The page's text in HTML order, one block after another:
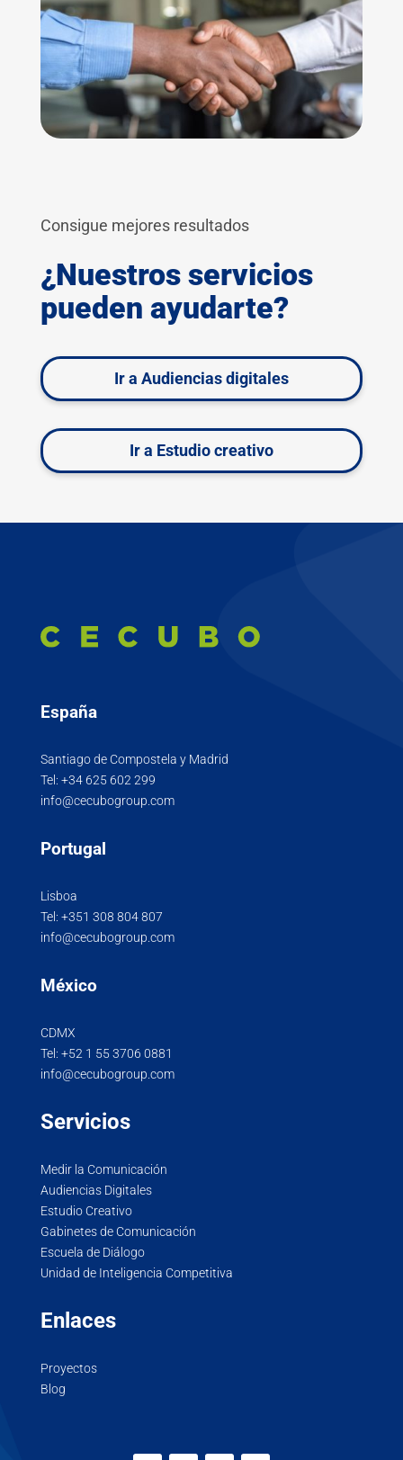
Consigue mejores resultados
¿Nuestros servicios
pueden ayudarte?
Ir a Audiencias digitales
Ir a Estudio creativo
España
Santiago de Compostela y Madrid
Tel: +34 625 602 299
info@cecubogroup.com
Portugal
Lisboa
Tel: +351 308 804 807
info@cecubogroup.com
México
CDMX
Tel: +52 1 55 3706 0881
info@cecubogroup.com
Servicios
Medir la Comunicación
Audiencias Digitales
Estudio Creativo
Gabinetes de Comunicación
Escuela de Diálogo
Unidad de Inteligencia Competitiva
Enlaces
Proyectos
Blog